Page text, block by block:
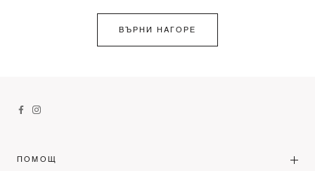
ВЪРНИ НАГОРЕ
ПОМОЩ